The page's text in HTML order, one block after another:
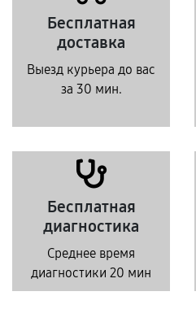
Бесплатная
доставка
Выезд курьера до вас
за 30 мин.
Бесплатная
диагностика
Среднее время
диагностики 20 мин